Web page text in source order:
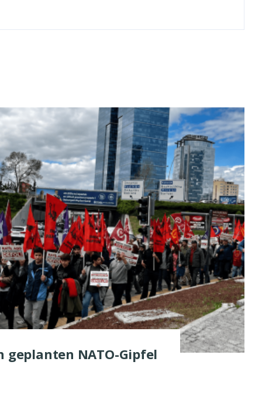
geplanten NATO-Gipfel